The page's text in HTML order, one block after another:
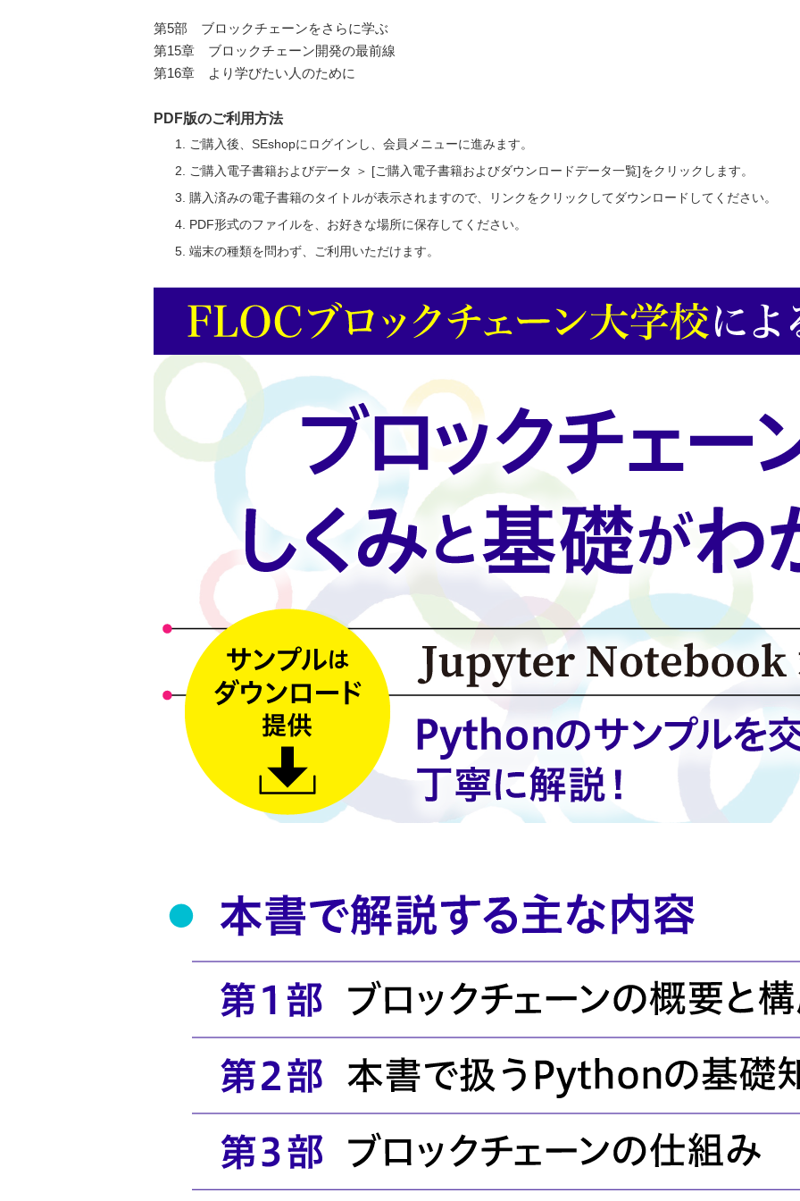
第5部 ブロックチェーンをさらに学ぶ
第15章 ブロックチェーン開発の最前線
第16章 より学びたい人のために
PDF版のご利用方法
ご購入後、SEshopにログインし、会員メニューに進みます。
ご購入電子書籍およびデータ ＞ [ご購入電子書籍およびダウンロードデータ一覧]をクリックします。
購入済みの電子書籍のタイトルが表示されますので、リンクをクリックしてダウンロードしてください。
PDF形式のファイルを、お好きな場所に保存してください。
端末の種類を問わず、ご利用いただけます。